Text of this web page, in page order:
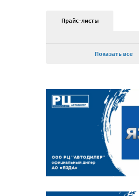
Прайс-листы
Показать все